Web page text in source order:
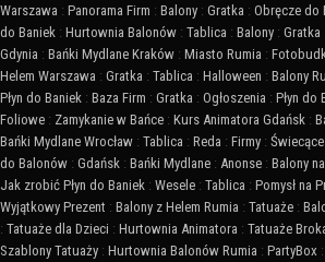
Warszawa : Panorama Firm : Balony : Gratka : Obręcze do
do Baniek : Hurtownia Balonów : Tablica : Balony : Gratka
Gdynia : Bańki Mydlane Kraków : Miasto Rumia :
Helem Warszawa : Gratka : Tablica : Halloween : Balony
Płyn do Baniek : Baza Firm : Gratka : Ogłoszenia : Płyn do
Foliowe : Zamykanie w Bańce : Kurs Animatora Gdańsk :
Bańki Mydlane Wrocław : Tablica : Reda : Firmy :
do Balonów : Gdańsk : Bańki Mydlane : Anonse : Balony
Jak zrobić Płyn do Baniek : Wesele : Tablica : Pomysł na
Wyjątkowy Prezent : Balony z Helem Rumia : Tatuaże :
: Tatuaże dla Dzieci : Hurtownia Animatora : Tatuaże
Szablony Tatuaży : Hurtownia Balonów Rumia : PartyBox :